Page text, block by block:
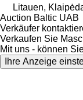
Litauen,
Auction Baltic UAB
Verkäufer
Verkaufen Sie
Mit uns - können
Ihre Anzeige